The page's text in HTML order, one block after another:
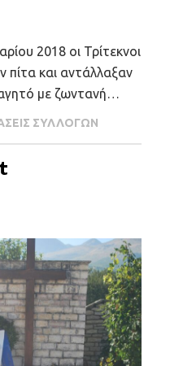
με ζωντανή
τους καλεσμένους
ΣΥΛΛΟΓΩΝ